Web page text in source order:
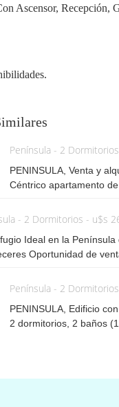
Ascensor, Recepción,
Península - 2
PENINSULA, Venta y
Céntrico apartamento
disponibilidades.
- 2 Dormitorios - u$s
Ideal en la
Oportunidad de
esta unidad de 2
de la brisa marina
apartamento está
cocina definida
momentos
Península - 2
PENINSULA, Edificio
2 dormitorios, 2 baños